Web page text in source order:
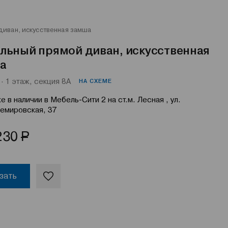
искусственная замша
прямой диван, искусственная
1 этаж, секция 8А НА СХЕМЕ
в наличии в Мебель-Сити 2 на ст.м. Лесная , ул.
37
Р